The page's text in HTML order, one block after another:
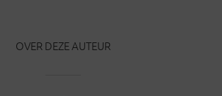
OVER DEZE AUTEUR